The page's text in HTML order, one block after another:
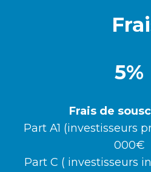
5%
Frais de
Part A1 (investisseurs
000€
Part C ( investisseurs